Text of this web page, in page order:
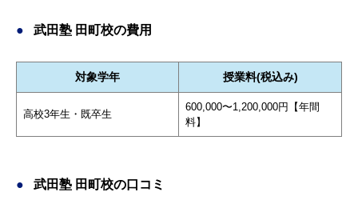
武田塾 田町校の費用
対象学年 授業料(税込み)
高校3年生・既卒生
600,000〜1,200,000円【年間
料】
武田塾 田町校の口コミ